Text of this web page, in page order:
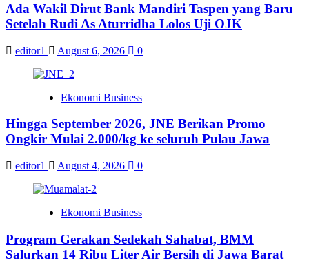
Ada Wakil Dirut Bank Mandiri Taspen yang Baru
Setelah Rudi As Aturridha Lolos Uji OJK
editor1 August 6, 2026 0
Ekonomi Business
Hingga September 2026, JNE Berikan Promo
Ongkir Mulai 2.000/kg ke seluruh Pulau Jawa
editor1 August 4, 2026 0
Ekonomi Business
Program Gerakan Sedekah Sahabat, BMM
Salurkan 14 Ribu Liter Air Bersih di Jawa Barat